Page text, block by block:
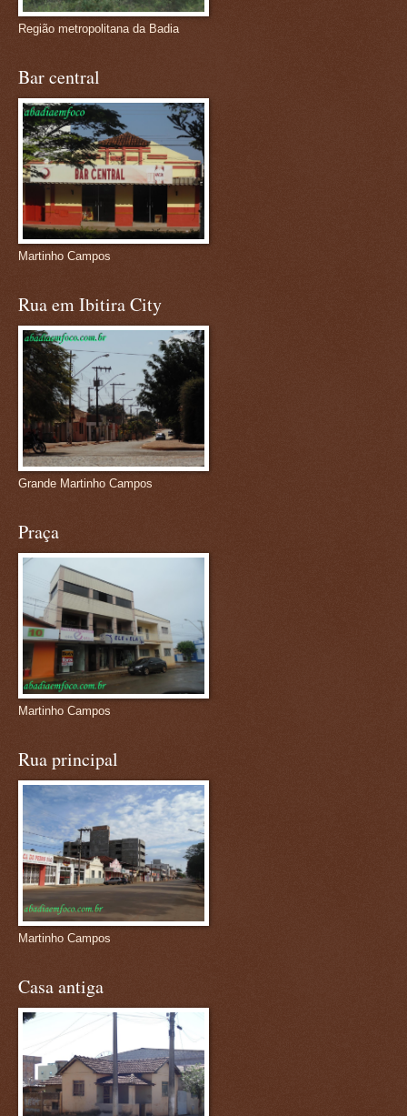
Região metropolitana da Badia
Bar central
Martinho Campos
Rua em Ibitira City
Grande Martinho Campos
Praça
Martinho Campos
Rua principal
Martinho Campos
Casa antiga